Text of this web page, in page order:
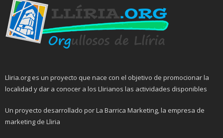
Lliria.org es un proyecto que nace con el objetivo de promocionar la
localidad y dar a conocer a los Llirianos las actividades disponibles
Un proyecto desarrollado por La Barrica Marketing, la empresa de
marketing de Lliria